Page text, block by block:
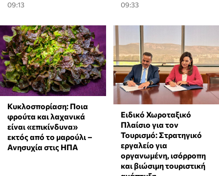
09:13
09:33
Κυκλοσπορίαση: Ποια
φρούτα και λαχανικά
είναι «επικίνδυνα»
εκτός από το μαρούλι –
Ανησυχία στις ΗΠΑ
Ειδικό Χωροταξικό
Πλαίσιο για τον
Τουρισμό: Στρατηγικό
εργαλείο για
οργανωμένη, ισόρροπη
και βιώσιμη τουριστική